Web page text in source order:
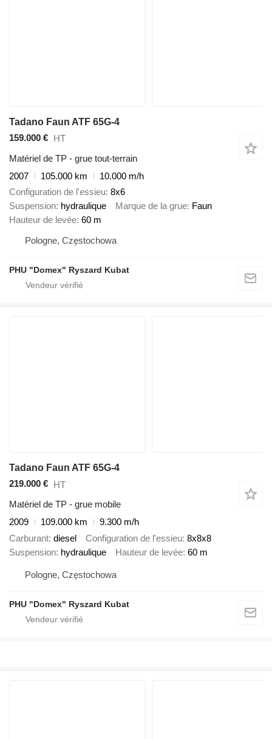
Tadano Faun ATF 65G-4
159.000 € HT
Matériel de TP - grue tout-terrain
2007
105.000 km
10.000 m/h
Configuration de l'essieu 8x6
Suspension hydraulique Marque de la grue Faun
Hauteur de levée 60 m
Pologne, Częstochowa
PHU "Domex" Ryszard Kubat
Tadano Faun ATF 65G-4
219.000 € HT
Matériel de TP - grue mobile
2009
109.000 km
9.300 m/h
Carburant diesel Configuration de l'essieu 8x8x8
Suspension hydraulique Hauteur de levée 60 m
Pologne, Częstochowa
PHU "Domex" Ryszard Kubat